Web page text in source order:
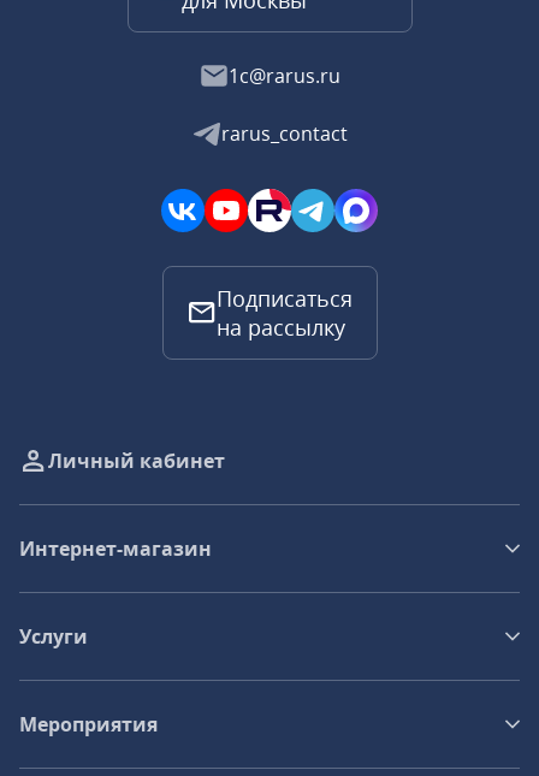
1c@rarus.ru
rarus_contact
Подписаться
на рассылку
Личный кабинет
Интернет-магазин
Услуги
Мероприятия